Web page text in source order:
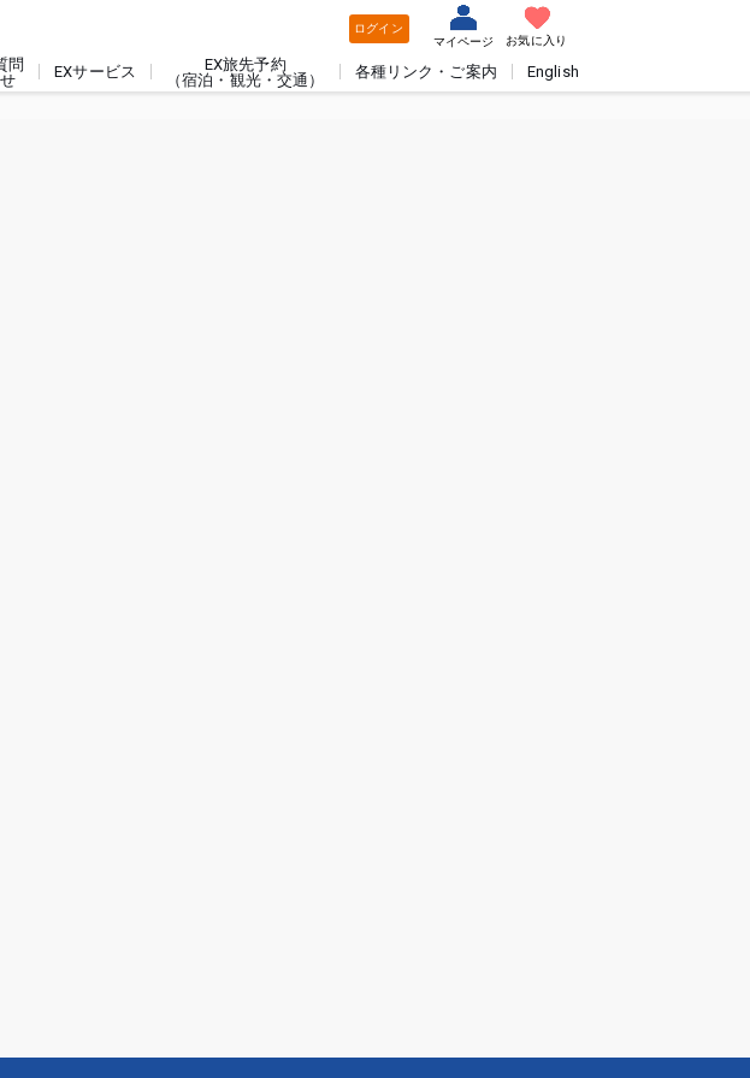
ログイン
マイページ
お気に入り
問
EXサービス
EX旅先予約
（宿泊・観光・交通）
各種リンク・ご案内 English